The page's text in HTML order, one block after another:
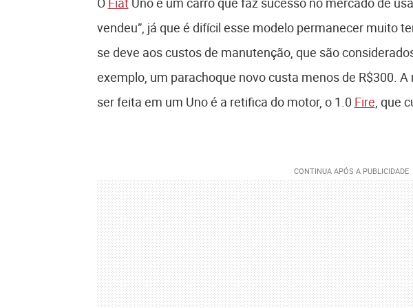
vendeu”, já que é difícil esse modelo permanecer muito
se deve aos custos de manutenção, que são
exemplo, um parachoque novo custa menos de R$300.
ser feita em um Uno é a retifica do motor, o 1.0 Fire, que